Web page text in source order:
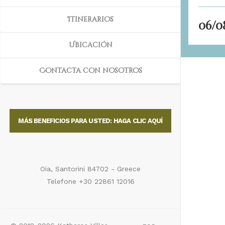
Itinerarios
Ubicación
Contacta con nosotros
MÁS BENEFICIOS PARA USTED: HAGA CLIC AQUÍ
Oia, Santorini 84702 - Greece
Telefone +30 22861 12016